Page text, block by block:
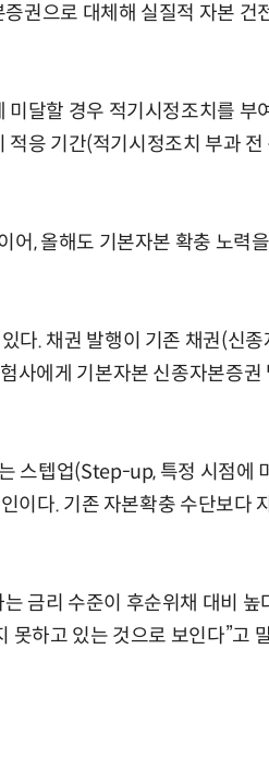
권으로 대체해 실질적 자본 건
달할 경우 적기시정조치를 부
응 기간(적기시정조치 부과 전
, 올해도 기본자본 확충 노력
다. 채권 발행이 기존 채권(신종
사에게 기본자본 신종자본증권
스텝업(Step-up, 특정 시점에
이다. 기존 자본확충 수단보다
금리 수준이 후순위채 대비 높
못하고 있는 것으로 보인다”고